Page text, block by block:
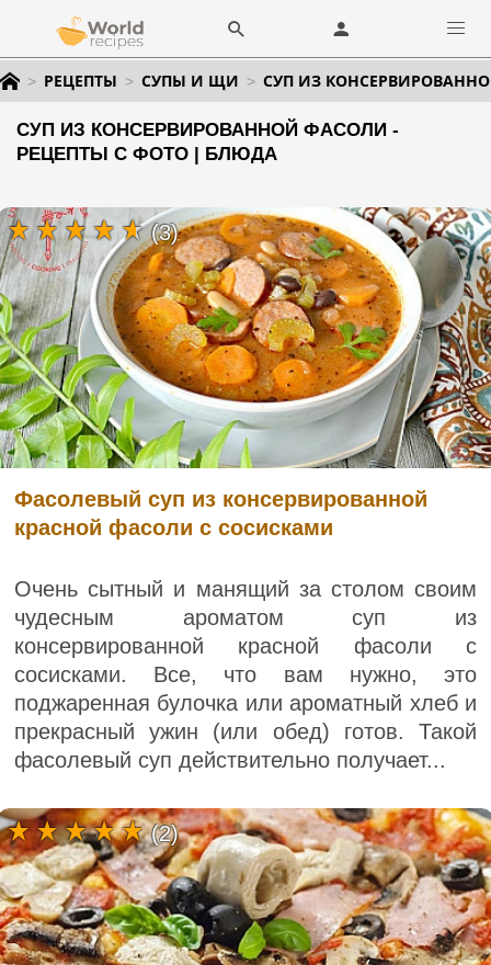
РЕЦЕПТЫ СУПЫ И ЩИ СУП ИЗ
СУП ИЗ КОНСЕРВИРОВАННОЙ ФАСОЛИ -
РЕЦЕПТЫ С ФОТО | БЛЮДА
Фасолевый суп из консервированной
красной фасоли с сосисками
Очень сытный и манящий за столом своим
чудесным ароматом суп из
консервированной красной фасоли с
сосисками. Все, что вам нужно, это
поджаренная булочка или ароматный хлеб и
прекрасный ужин (или обед) готов. Такой
фасолевый суп действительно получает...
(3)
(2)